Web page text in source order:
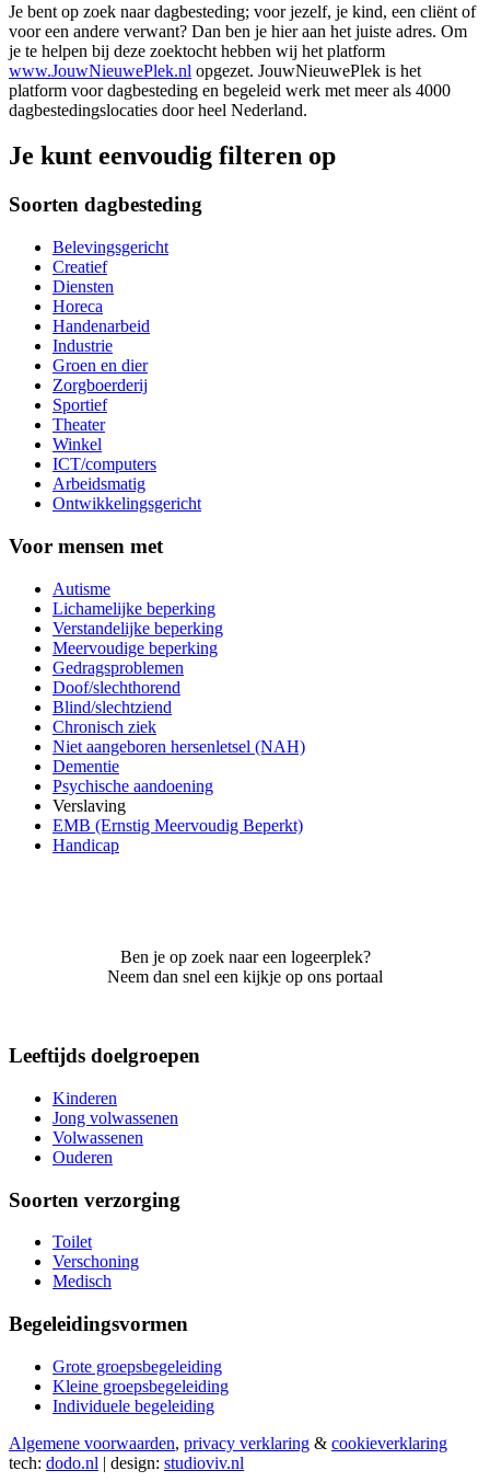
Je bent op zoek naar dagbesteding; voor jezelf, je kind, een cliënt of
voor een andere verwant? Dan ben je hier aan het juiste adres. Om
je te helpen bij deze zoektocht hebben wij het platform
www.JouwNieuwePlek.nl opgezet. JouwNieuwePlek is het
platform voor dagbesteding en begeleid werk met meer als 4000
dagbestedingslocaties door heel Nederland.
Je kunt eenvoudig filteren op
Soorten dagbesteding
Belevingsgericht
Creatief
Diensten
Horeca
Handenarbeid
Industrie
Groen en dier
Zorgboerderij
Sportief
Theater
Winkel
ICT/computers
Arbeidsmatig
Ontwikkelingsgericht
Voor mensen met
Autisme
Lichamelijke beperking
Verstandelijke beperking
Meervoudige beperking
Gedragsproblemen
Doof/slechthorend
Blind/slechtziend
Chronisch ziek
Niet aangeboren hersenletsel (NAH)
Dementie
Psychische aandoening
Verslaving
EMB (Ernstig Meervoudig Beperkt)
Handicap
Ben je op zoek naar een logeerplek?
Neem dan snel een kijkje op ons portaal
Leeftijds doelgroepen
Kinderen
Jong volwassenen
Volwassenen
Ouderen
Soorten verzorging
Toilet
Verschoning
Medisch
Begeleidingsvormen
Grote groepsbegeleiding
Kleine groepsbegeleiding
Individuele begeleiding
Algemene voorwaarden, privacy verklaring & cookieverklaring
tech: dodo.nl | design: studioviv.nl